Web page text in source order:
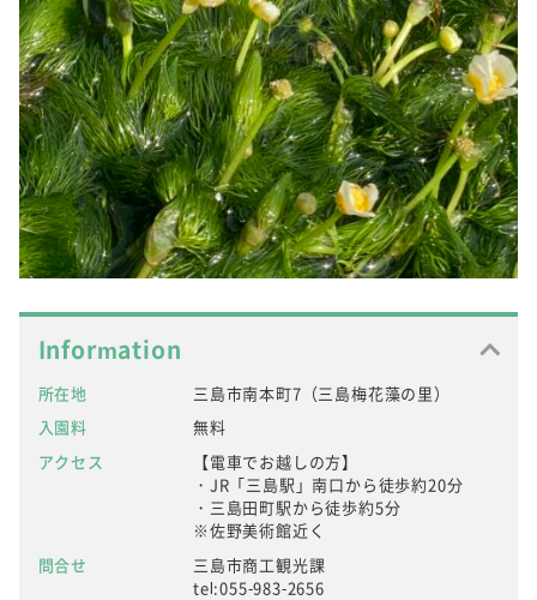
Information
所在地
三島市南本町7（三島梅花藻の里）
入園料
無料
アクセス
【電車でお越しの方】
・JR「三島駅」南口から徒歩約20分
・三島田町駅から徒歩約5分
※佐野美術館近く
問合せ
三島市商工観光課
tel:055-983-2656